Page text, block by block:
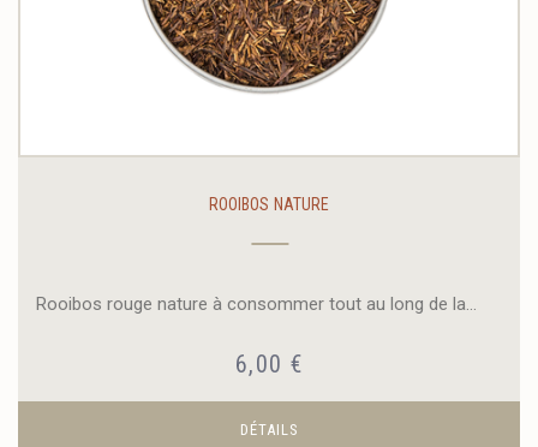
ROOIBOS NATURE
Rooibos rouge nature à consommer tout au long de la...
6,00 €
DÉTAILS